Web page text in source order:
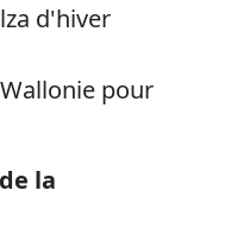
d'hiver
pour
la